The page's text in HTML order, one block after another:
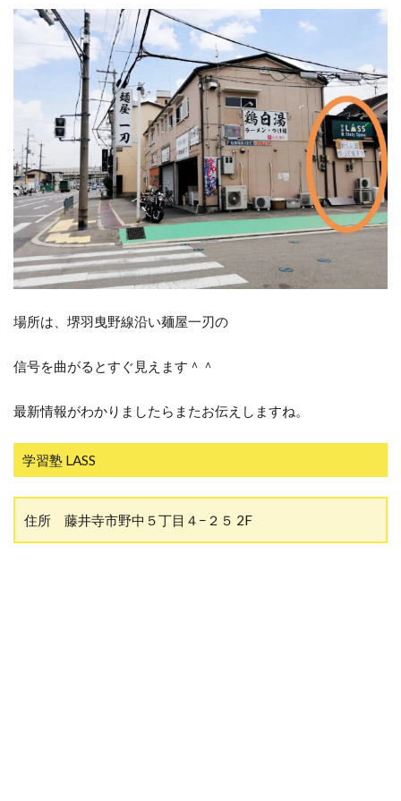
場所は、堺羽曳野線沿い麺屋一刃の
信号を曲がるとすぐ見えます＾＾
最新情報がわかりましたらまたお伝えしますね。
学習塾 LASS
住所 藤井寺市野中５丁目４−２５ 2F